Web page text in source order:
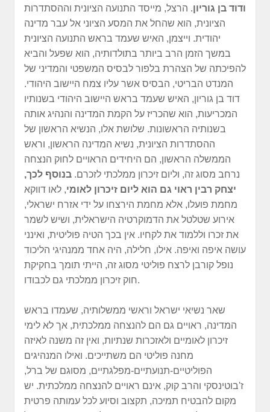
ודוד בן גוריון. הרצל, מייסד התנועה הציונית וההסתדרות
הציונית, הוא שהחל את המסע הציוני אל עבר מדינה
יהודית. וייצמן, האיש שעמד בראש התנועה הציונית
במשך הזמן הרב ביותר בתולדותיה, הוא שפעל והביא
להפיכתה של הצהרת בלפור לבסיס המשפטי והמדיני של
המנדט הבריטי, הבסיס אשר עליו צמח היישוב היהודי.
דוד בן גוריון, האיש שעמד בראש היישוב היהודי בשנותיו
המכריעות, הוא שהכריז על הקמת המדינה והנהיג אותה
בשנותיה הראשונות. שלושת אלו, הנשיא הראשון של
ההסתדרות הציונית, נשיא המדינה הראשון, וראש
הממשלה הראשון, הם היחידים הראויים לחוק הנצחה
נרחב מסוג זה, וליום זיכרון ממלכתי לזכרם. בנוסף לכך,
יצחק רבין ראוי גם הוא ליום זיכרון לאומי, לאו דווקא
מחמת פועלו, אלא מחמת הירצחו על ידי אזרח ישראלי,
אירוע שטלטל את הדמוקרטיה הישראלית, ושיש לשמר
את זכרו וללמוד את לקחיו. אין בכך הטיה פוליטית, ואינני
עושה איפה ואיפה. אילו, חלילה, היה אחד ממנהיגי הליכוד
נופל קורבן לרצח פוליטי מסוג זה, הייתי תומך בחקיקת
חוק זיכרון ממלכתי גם לכבודו.
שאר נשיאי ישראל וראשי ממשלותיה, שעמדו בראש
המדינה, ראויים גם הם להנצחה ממלכתית, אך לא לימי
זיכרון לאומיים ולאזכרות שנתיות, ואין זה משנה לאיזה
מחנה פוליטי הם משתייכים. ואילו המנהיגים
הפוליטיים-תנועתיים-מפלגתיים, מסוגם של ברל,
ז'בוטינסקי והרב קוק, אינם ראויים להנצחה ממלכתית. יש
מקום להבטיח תמיכה, תקצוב וסיוע לכל עמותה פרטית